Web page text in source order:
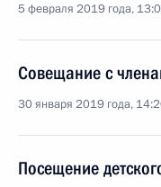
5 февраля 2019 года,
Совещание с
30 января 2019 года,
Посещение